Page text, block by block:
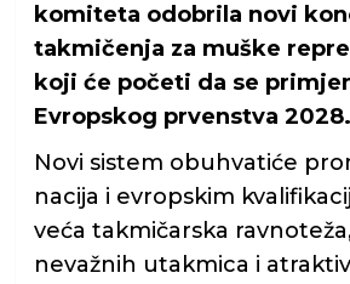
komiteta odobrila novi
takmičenja za muške
koji će početi da se
Evropskog prvenstva
Novi sistem obuhvatiće
nacija i evropskim
veća takmičarska
nevažnih utakmica i